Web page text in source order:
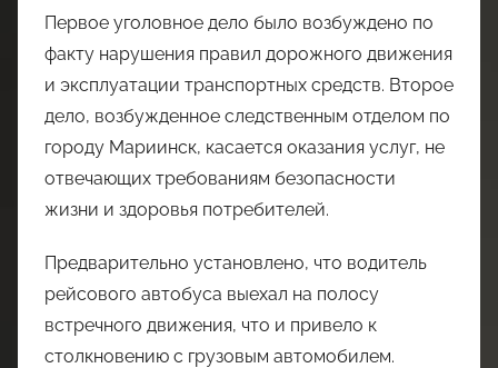
Первое уголовное дело было возбуждено по
факту нарушения правил дорожного движения
и эксплуатации транспортных средств. Второе
дело, возбужденное следственным отделом по
городу Мариинск, касается оказания услуг, не
отвечающих требованиям безопасности
жизни и здоровья потребителей.
Предварительно установлено, что водитель
рейсового автобуса выехал на полосу
встречного движения, что и привело к
столкновению с грузовым автомобилем.